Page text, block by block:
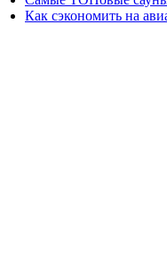
Как сэкономить на